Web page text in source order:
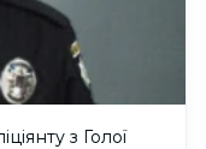
з Голої